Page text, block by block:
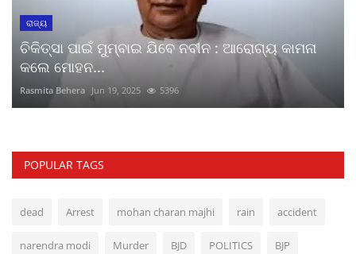
ରାଜ୍ୟ
ଚିକିତ୍ସା ପାଇଁ ମୁମ୍ବାଇ ଯିବେ ନବୀନ : ଆରୋଗ୍ୟ କାମନା
କଲେ ମୋହନ...
Rasmita Behera Jun 19, 2025 5396
POPULAR TAGS
dead Arrest mohan charan majhi rain accident
narendra modi Murder BJD POLITICS BJP